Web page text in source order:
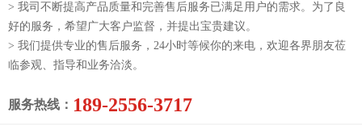
> 我司不断提高产品质量和完善售后服务已满足用户的需求。为了良
好的服务，希望广大客户监督，并提出宝贵建议。
> 我们提供专业的售后服务，24小时等候你的来电，欢迎各界朋友莅
临参观、指导和业务洽淡。
服务热线： 189-2556-3717